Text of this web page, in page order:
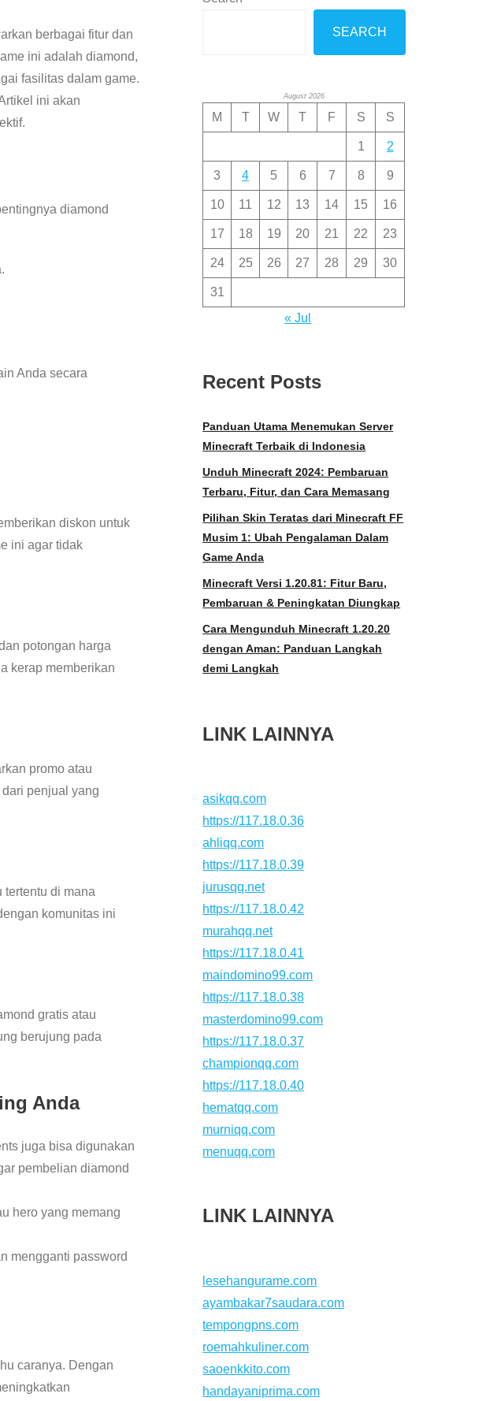
berbagai fitur dan
ini adalah diamond,
fasilitas dalam game.
ini akan
diamond
Anda secara
diskon untuk
ini agar tidak
potongan harga
kerap memberikan
promo atau
penjual yang
di mana
komunitas ini
gratis atau
berujung pada
Anda
juga bisa digunakan
pembelian diamond
hero yang memang
mengganti password
caranya. Dengan
SEARCH
August 2026
M T W T F S S
1 2
3 4 5 6 7 8 9
10 11 12 13 14 15 16
17 18 19 20 21 22 23
24 25 26 27 28 29 30
31
« Jul
Recent Posts
Panduan Utama Menemukan Server
Minecraft Terbaik di Indonesia
Unduh Minecraft 2024: Pembaruan
Terbaru, Fitur, dan Cara Memasang
Pilihan Skin Teratas dari Minecraft FF
Musim 1: Ubah Pengalaman Dalam
Game Anda
Minecraft Versi 1.20.81: Fitur Baru,
Pembaruan & Peningkatan Diungkap
Cara Mengunduh Minecraft 1.20.20
dengan Aman: Panduan Langkah
demi Langkah
LINK LAINNYA
asikqq.com
https://117.18.0.36
ahliqq.com
https://117.18.0.39
jurusqq.net
https://117.18.0.42
murahqq.net
https://117.18.0.41
maindomino99.com
https://117.18.0.38
masterdomino99.com
https://117.18.0.37
championqq.com
https://117.18.0.40
hematqq.com
murniqq.com
menuqq.com
LINK LAINNYA
lesehangurame.com
ayambakar7saudara.com
tempongpns.com
roemahkuliner.com
saoenkkito.com
handayaniprima.com